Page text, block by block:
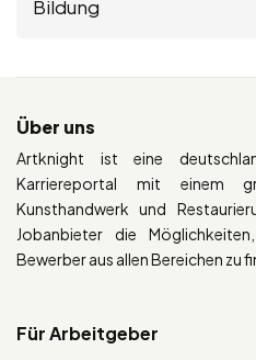
Bildung
Über uns
Artknight ist eine
Karriereportal mit einem
Kunsthandwerk und
Jobanbieter die
Bewerber aus allen Bereichen zu
Für Arbeitgeber